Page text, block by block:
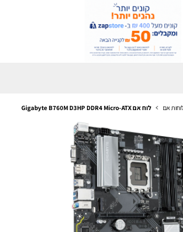
אם לוח אם Gigabyte B760M D3HP DDR4 Micro-ATX